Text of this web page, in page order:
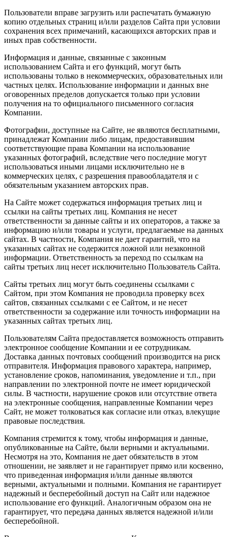
Пользователи вправе загрузить или распечатать бумажную
копию отдельных страниц и/или разделов Сайта при условии
сохранения всех примечаний, касающихся авторских прав и
иных прав собственности.
Информация и данные, связанные с законным
использованием Сайта и его функций, могут быть
использованы только в некоммерческих, образовательных или
частных целях. Использование информации и данных вне
оговоренных пределов допускается только при условии
получения на то официального письменного согласия
Компании.
Фотографии, доступные на Сайте, не являются бесплатными,
принадлежат Компании либо лицам, предоставившим
соответствующие права Компании на использование
указанных фотографий, вследствие чего последние могут
использоваться иными лицами исключительно не в
коммерческих целях, с разрешения правообладателя и с
обязательным указанием авторских прав.
На Сайте может содержаться информация третьих лиц и
ссылки на сайты третьих лиц. Компания не несет
ответственности за данные сайты и их операторов, а также за
информацию и/или товары и услуги, предлагаемые на данных
сайтах. В частности, Компания не дает гарантий, что на
указанных сайтах не содержится ложной или незаконной
информации. Ответственность за переход по ссылкам на
сайты третьих лиц несет исключительно Пользователь Сайта.
Сайты третьих лиц могут быть соединены ссылками с
Сайтом, при этом Компания не проводила проверку всех
сайтов, связанных ссылками с ее Сайтом, и не несет
ответственности за содержание или точность информации на
указанных сайтах третьих лиц.
Пользователям Сайта предоставляется возможность отправить
электронное сообщение Компании и ее сотрудникам.
Доставка данных почтовых сообщений производится на риск
отправителя. Информация правового характера, например,
установление сроков, напоминания, уведомление и т.п., при
направлении по электронной почте не имеет юридической
силы. В частности, нарушение сроков или отсутствие ответа
на электронные сообщения, направленные Компании через
Сайт, не может толковаться как согласие или отказ, влекущие
правовые последствия.
Компания стремится к тому, чтобы информация и данные,
опубликованные на Сайте, были верными и актуальными.
Несмотря на это, Компания не дает обязательств в этом
отношении, не заявляет и не гарантирует прямо или косвенно,
что приведенная информация и/или данные являются
верными, актуальными и полными. Компания не гарантирует
надежный и бесперебойный доступ на Сайт или надежное
использование его функций. Аналогичным образом она не
гарантирует, что передача данных является надежной и/или
бесперебойной.